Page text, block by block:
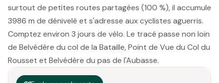
surtout de petites routes partagées (100 %), il accumule
3986 m de dénivelé et s'adresse aux cyclistes aguerris.
Comptez environ 3 jours de vélo. Le tracé passe non loin
de Belvédère du col de la Bataille, Point de Vue du Col du
Rousset et Belvédère du pas de l'Aubasse.